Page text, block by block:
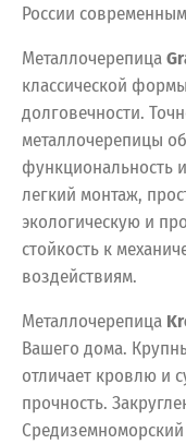
России
Металлочерепица
классической
долговечности.
металлочерепицы
функциональность
легкий монтаж,
экологическую и
стойкость к
воздействиям.
Металлочерепица
Вашего дома.
отличает кровлю и
прочность.